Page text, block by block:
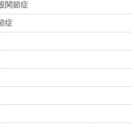
関節症
症